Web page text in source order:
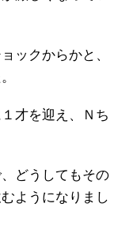
ックからかと、
才を迎え、Ｎち
どうしてもその
ようになりまし